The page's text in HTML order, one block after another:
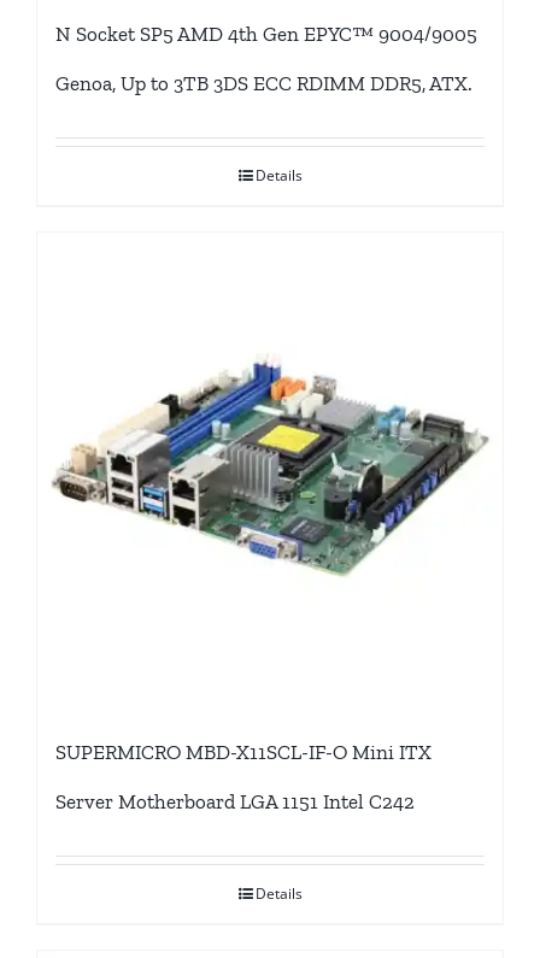
N Socket SP5 AMD 4th Gen EPYC™ 9004/9005
Genoa, Up to 3TB 3DS ECC RDIMM DDR5, ATX.
Details
SUPERMICRO MBD-X11SCL-IF-O Mini ITX
Server Motherboard LGA 1151 Intel C242
Details